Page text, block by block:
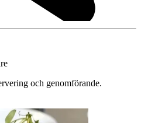
och genomförande.